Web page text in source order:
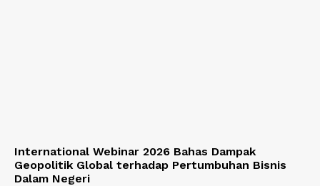
International Webinar 2026 Bahas Dampak
Geopolitik Global terhadap Pertumbuhan Bisnis
Dalam Negeri